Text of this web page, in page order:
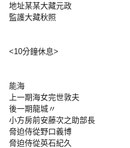
地址某某大藏元政
監護大藏秋照
<10分鐘休息>
能海
上一期海女完世敦夫
後一期龍城〃
小方房前安藤次之助部長
脅迫侍從野口義博
脅迫侍從英石紀久